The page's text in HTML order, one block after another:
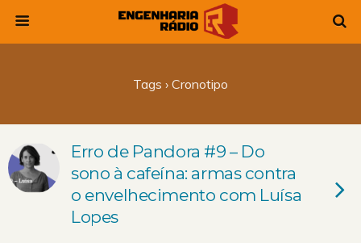
Tags › Cronotipo
Erro de Pandora #9 – Do
sono à cafeína: armas contra
o envelhecimento com Luísa
Lopes